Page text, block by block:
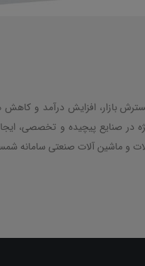
بازار، افزایش درآمد و
در صنایع پیچیده و تخصصی،
صنعتی سامانه شمستا معرفی و به